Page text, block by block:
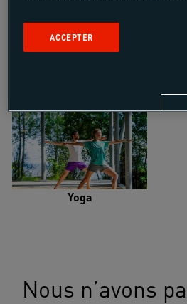
Yoga
Nous n’avons
ACCEPTER